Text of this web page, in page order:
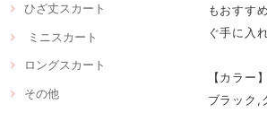
ひざ丈スカート
ミニスカート
ロングスカート
その他
もおすす
ぐ手に入
【カラー】
ブラック,